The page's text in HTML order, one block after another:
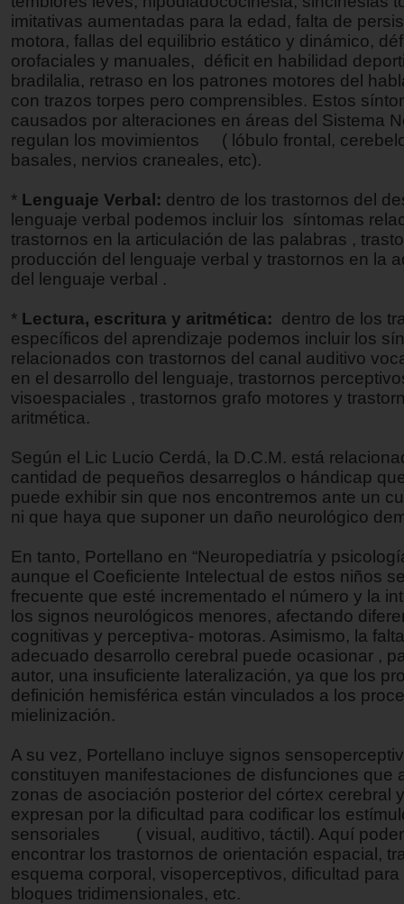
imitativas aumentadas para la edad, falta de
motora, fallas del equilibrio estático y dinámico,
orofaciales y manuales, déficit en habilidad
bradilalia, retraso en los patrones motores del
con trazos torpes pero comprensibles. Estos
causados por alteraciones en áreas del Sistema
regulan los movimientos ( lóbulo frontal,
basales, nervios craneales, etc).
* Lenguaje Verbal: dentro de los trastornos del
lenguaje verbal podemos incluir los síntomas
trastornos en la articulación de las palabras ,
producción del lenguaje verbal y trastornos en la
del lenguaje verbal .
* Lectura, escritura y aritmética:
dentro de los
específicos del aprendizaje podemos incluir los
relacionados con trastornos del canal auditivo
en el desarrollo del lenguaje, trastornos
visoespaciales , trastornos grafo motores y
aritmética.
Según el Lic Lucio Cerdá, la D.C.M. está
cantidad de pequeños desarreglos o hándicap
puede exhibir sin que nos encontremos ante un
ni que haya que suponer un daño neurológico
En tanto, Portellano en “Neuropediatría y
aunque el Coeficiente Intelectual de estos niños
frecuente que esté incrementado el número y la
los signos neurológicos menores, afectando
cognitivas y perceptiva- motoras. Asimismo, la
adecuado desarrollo cerebral puede ocasionar ,
autor, una insuficiente lateralización, ya que los
definición hemisférica están vinculados a los
mielinización.
A su vez, Portellano incluye signos
constituyen manifestaciones de disfunciones que
zonas de asociación posterior del córtex cerebral
expresan por la dificultad para codificar los
sensoriales ( visual, auditivo, táctil). Aquí
encontrar los trastornos de orientación espacial,
esquema corporal, visoperceptivos, dificultad para
bloques tridimensionales, etc.